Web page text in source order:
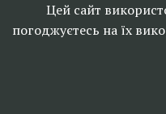
Цей сайт
погоджуєтесь на їх